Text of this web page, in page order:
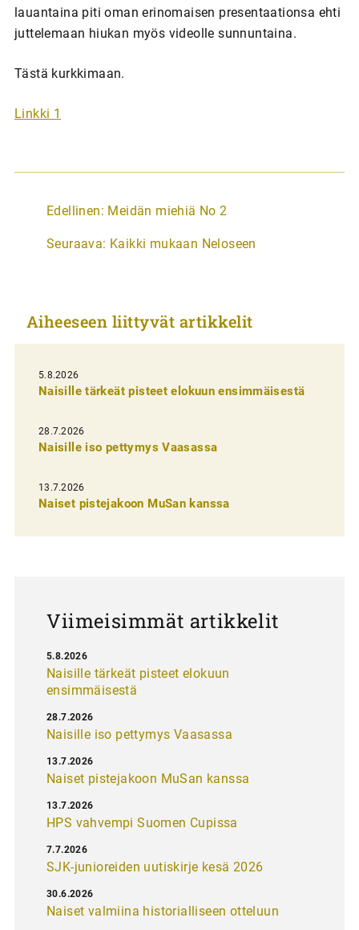
lauantaina piti oman erinomaisen presentaationsa ehti
juttelemaan hiukan myös videolle sunnuntaina.
Tästä kurkkimaan.
Linkki 1
A
t
k
e
l
i
e
n
e
Edellinen: Meidän miehiä No 2
Seuraava: Kaikki mukaan Neloseen
Aiheeseen liittyvät artikkelit
5.8.2026
Naisille tärkeät pisteet elokuun ensimmäisestä
28.7.2026
Naisille iso pettymys Vaasassa
13.7.2026
Naiset pistejakoon MuSan kanssa
Viimeisimmät artikkelit
Naisille tärkeät pisteet elokuun
ensimmäisestä
5.8.2026
Naisille iso pettymys Vaasassa
28.7.2026
Naiset pistejakoon MuSan kanssa
13.7.2026
HPS vahvempi Suomen Cupissa
13.7.2026
SJK-junioreiden uutiskirje kesä 2026
7.7.2026
Naiset valmiina historialliseen otteluun
30.6.2026